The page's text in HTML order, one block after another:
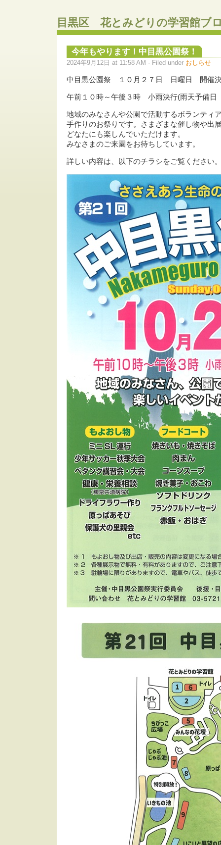
目黒区 花とみどりの学習館ブ
今年もやります！中目黒公園祭！
2024年9月12日 at 11:58 AM · Filed under おしらせ
中目黒公園祭 １０月２７日 日曜日 開催決
午前１０時～午後３時 小雨決行(雨天予備
地域のみなさんや公園で活動するボランティ
手作りのお祭りです。さまざまな催し物や出
どなたにも楽しんでいただけます。
みなさまのご来園をお待ちしています。
詳しい内容は、以下のチラシをご覧ください